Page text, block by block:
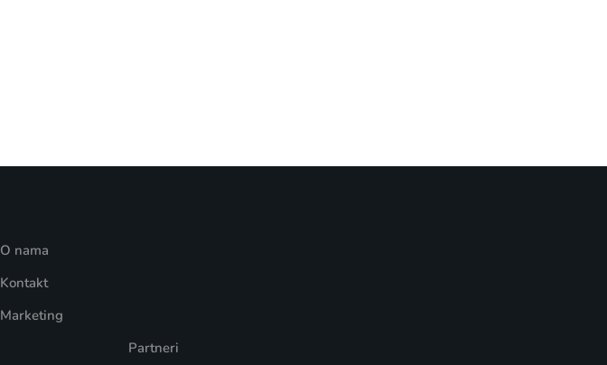
O nama
Kontakt
Marketing
Partneri